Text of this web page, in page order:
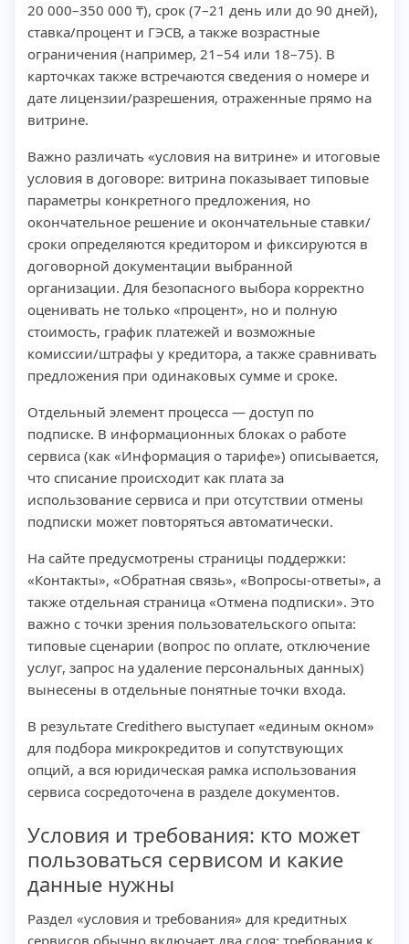
20 000–350 000 ₸), срок (7–21 день или до 90 дней),
ставка/процент и ГЭСВ, а также возрастные
ограничения (например, 21–54 или 18–75). В
карточках также встречаются сведения о номере и
дате лицензии/разрешения, отраженные прямо на
витрине.
Важно различать «условия на витрине» и итоговые
условия в договоре: витрина показывает типовые
параметры конкретного предложения, но
окончательное решение и окончательные ставки/
сроки определяются кредитором и фиксируются в
договорной документации выбранной
организации. Для безопасного выбора корректно
оценивать не только «процент», но и полную
стоимость, график платежей и возможные
комиссии/штрафы у кредитора, а также сравнивать
предложения при одинаковых сумме и сроке.
Отдельный элемент процесса — доступ по
подписке. В информационных блоках о работе
сервиса (как «Информация о тарифе») описывается,
что списание происходит как плата за
использование сервиса и при отсутствии отмены
подписки может повторяться автоматически.
На сайте предусмотрены страницы поддержки:
«Контакты», «Обратная связь», «Вопросы-ответы», а
также отдельная страница «Отмена подписки». Это
важно с точки зрения пользовательского опыта:
типовые сценарии (вопрос по оплате, отключение
услуг, запрос на удаление персональных данных)
вынесены в отдельные понятные точки входа.
В результате Credithero выступает «единым окном»
для подбора микрокредитов и сопутствующих
опций, а вся юридическая рамка использования
сервиса сосредоточена в разделе документов.
Условия и требования: кто может
пользоваться сервисом и какие
данные нужны
Раздел «условия и требования» для кредитных